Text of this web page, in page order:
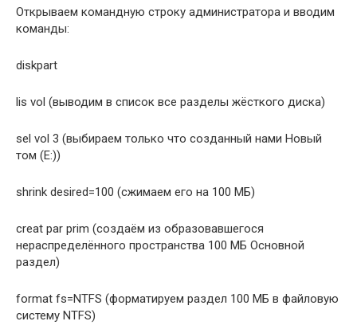
Открываем командную строку администратора и вводим
команды:
diskpart
lis vol (выводим в список все разделы жёсткого диска)
sel vol 3 (выбираем только что созданный нами Новый
том (E:))
shrink desired=100 (сжимаем его на 100 МБ)
creat par prim (создаём из образовавшегося
нераспределённого пространства 100 МБ Основной
раздел)
format fs=NTFS (форматируем раздел 100 МБ в файловую
систему NTFS)